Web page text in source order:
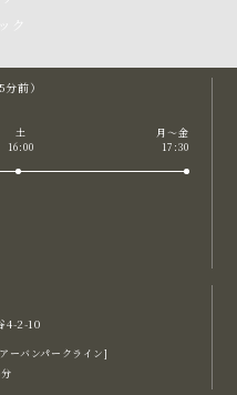
前）
土
16:00
月〜金
17:30
4-2-10
ーバンパークライン]